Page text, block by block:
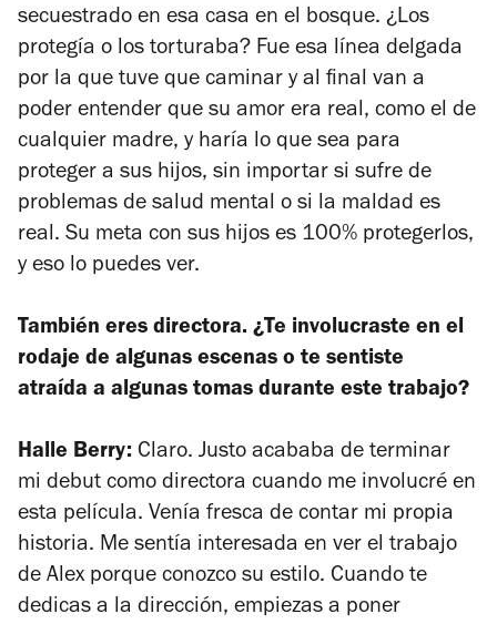
secuestrado en esa casa en el bosque. ¿Los
protegía o los torturaba? Fue esa línea delgada
por la que tuve que caminar y al final van a
poder entender que su amor era real, como el de
cualquier madre, y haría lo que sea para
proteger a sus hijos, sin importar si sufre de
problemas de salud mental o si la maldad es
real. Su meta con sus hijos es 100% protegerlos,
y eso lo puedes ver.
También eres directora. ¿Te involucraste en el
rodaje de algunas escenas o te sentiste
atraída a algunas tomas durante este trabajo?
Halle Berry: Claro. Justo acababa de terminar
mi debut como directora cuando me involucré en
esta película. Venía fresca de contar mi propia
historia. Me sentía interesada en ver el trabajo
de Alex porque conozco su estilo. Cuando te
dedicas a la dirección, empiezas a poner